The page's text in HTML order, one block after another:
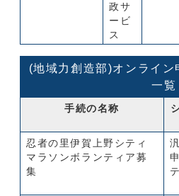
政サ
ービ
ス
(地域力創造部)オンライ
一覧
手続の名称
忍者の里伊賀上野シティ
マラソンボランティア募
集